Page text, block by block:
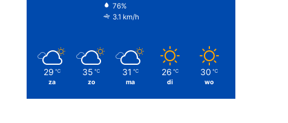
76%
3.1 km/h
29 ℃
za
35 ℃
zo
31 ℃
ma
26 ℃
di
30 ℃
wo